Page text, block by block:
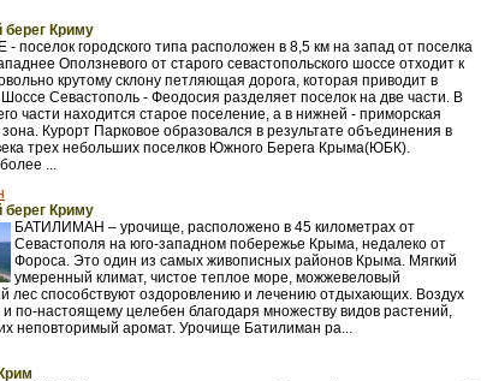
берег Криму
поселок городского типа расположен в 8,5 км на запад от поселка
Оползневого от старого севастопольского шоссе отходит к
крутому склону петляющая дорога, которая приводит в
Севастополь - Феодосия разделяет поселок на две части. В
части находится старое поселение, а в нижней - приморская
Курорт Парковое образовался в результате объединения в
трех небольших поселков Южного Берега Крыма(ЮБК).
...
берег Криму
БАТИЛИМАН – урочище, расположено в 45 километрах от
Севастополя на юго-западном побережье Крыма, недалеко от
Фороса. Это один из самых живописных районов Крыма. Мягкий
умеренный климат, чистое теплое море, можжевеловый
лес способствуют оздоровлению и лечению отдыхающих. Воздух
и по-настоящему целебен благодаря множеству видов растений,
неповторимый аромат. Урочище Батилиман ра...